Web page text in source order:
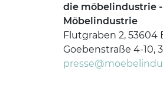
die möbelindustrie
Möbelindustrie
Flutgraben 2, 53604
Goebenstraße 4-10,